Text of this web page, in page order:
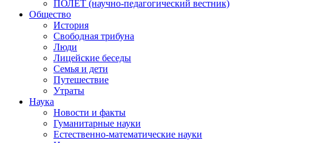
ПОЛЁТ (научно-педагогический вестник)
Общество
История
Свободная трибуна
Люди
Лицейские беседы
Семья и дети
Путешествие
Утраты
Наука
Новости и факты
Гуманитарные науки
Естественно-математические науки